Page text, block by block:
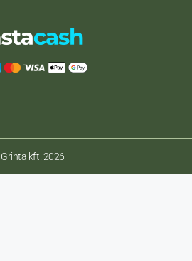
Grinta kft. 2026